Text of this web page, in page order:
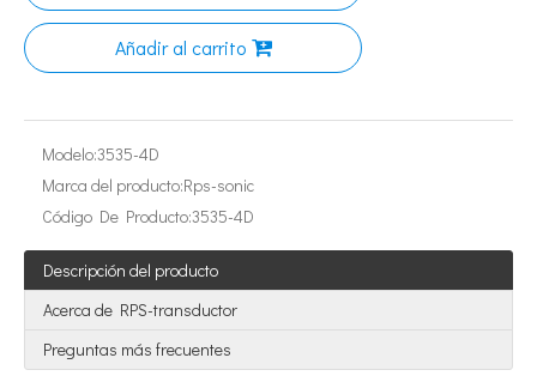
¿Qué es la tecnología de extracción de té ultrasónica?
Actualmente, la investigación sobre la extracción de antioxidantes
Añadir al carrito
Modelo:3535-4D
Marca del producto:Rps-sonic
Código De Producto:3535-4D
Descripción del producto
Acerca de RPS-transductor
Preguntas más frecuentes